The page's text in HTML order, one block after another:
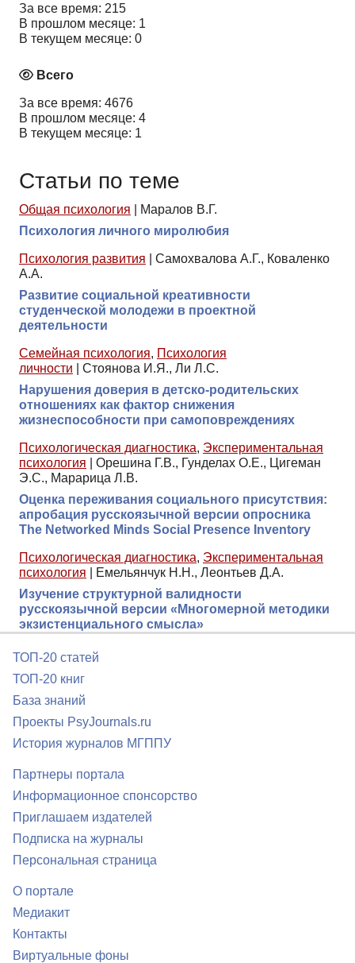
За все время: 215
В прошлом месяце: 1
В текущем месяце: 0
Всего
За все время: 4676
В прошлом месяце: 4
В текущем месяце: 1
Статьи по теме
Общая психология
Маралов В.Г.
Психология личного миролюбия
Психология развития
Самохвалова А.Г., Коваленко
А.А.
Развитие социальной креативности
студенческой молодежи в проектной
деятельности
Семейная психология, Психология
личности
Стоянова И.Я., Ли Л.С.
Нарушения доверия в детско-родительских
отношениях как фактор снижения
жизнеспособности при самоповреждениях
Психологическая диагностика, Экспериментальная
психология
Орешина Г.В., Гунделах О.Е., Цигеман
Э.С., Марарица Л.В.
Оценка переживания социального присутствия:
апробация русскоязычной версии опросника
The Networked Minds Social Presence Inventory
Психологическая диагностика, Экспериментальная
психология
Емельянчук Н.Н., Леонтьев Д.А.
Изучение структурной валидности
русскоязычной версии «Многомерной методики
экзистенциального смысла»
ТОП-20 статей
ТОП-20 книг
База знаний
Проекты PsyJournals.ru
История журналов МГППУ
Партнеры портала
Информационное спонсорство
Приглашаем издателей
Подписка на журналы
Персональная страница
О портале
Медиакит
Контакты
Виртуальные фоны